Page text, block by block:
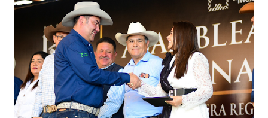
informó que en este programa se usarán cerca de 90 mil
metros cuadrados de pintura, para dar inicio en la calle
Nieto, entre Jesús F. Elizondo y la calle 22 de Octubre, con
lo que se aplicará pintura en 66 casas. Posteriormente se
llevará este programa a Villas de Nuestra Señora de la
Asunción, Avenida Alameda y Decreto 27 de Septiembre, en
los edificios FOVISSSTE Ojo de Agua, en la comunidad